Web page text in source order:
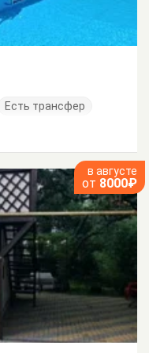
Есть трансфер
в августе
от 8000₽